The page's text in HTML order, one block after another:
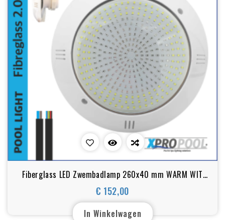
Fiberglass LED Zwembadlamp 260x40 mm WARM WIT
25-35W
€ 152,00
Prijs
In Winkelwagen